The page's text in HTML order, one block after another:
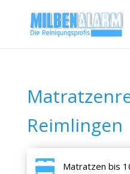
Reimlingen
Matratzen bis